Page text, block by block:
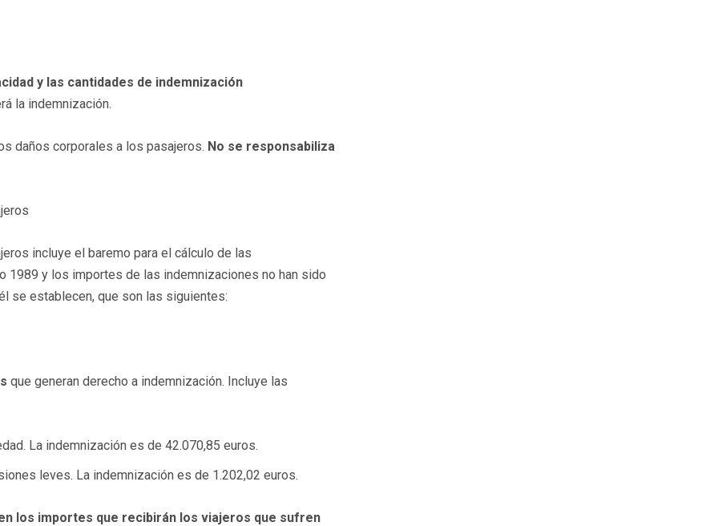
y las cantidades de indemnización
la indemnización.
daños corporales a los pasajeros. No se responsabiliza
incluye el baremo para el cálculo de las
1989 y los importes de las indemnizaciones no han sido
se establecen, que son las siguientes:
que generan derecho a indemnización. Incluye las
La indemnización es de 42.070,85 euros.
leves. La indemnización es de 1.202,02 euros.
los importes que recibirán los viajeros que sufren